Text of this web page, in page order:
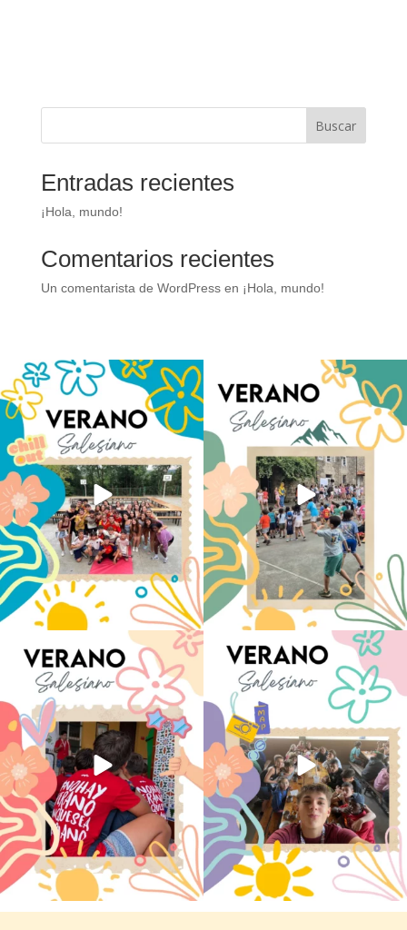
Buscar
Entradas recientes
¡Hola, mundo!
Comentarios recientes
Un comentarista de WordPressen ¡Hola, mundo!
Los alumnos de 6º de Primaria, 1º y 2º de
la ESO
145 2
La diversión y la alegría también se han
sentido...
92 0
No hay verano sin que sea Salesiano ❤️
💫 en Luz 4
194 0
viviendo la alegría en el campamento
Caravio...
91 2